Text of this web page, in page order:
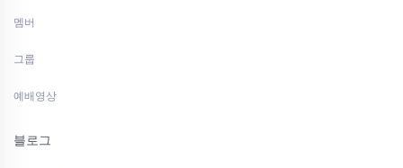
멤버
그룹
예배영상
블로그